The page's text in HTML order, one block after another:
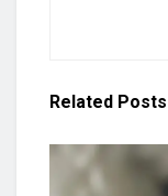
Related Posts